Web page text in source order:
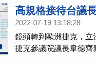
高規格接待台議
2022-07-19 13:18:28
鏡頭轉到歐洲捷克，立
捷克參議院議長韋德
口罩，參議院議長位